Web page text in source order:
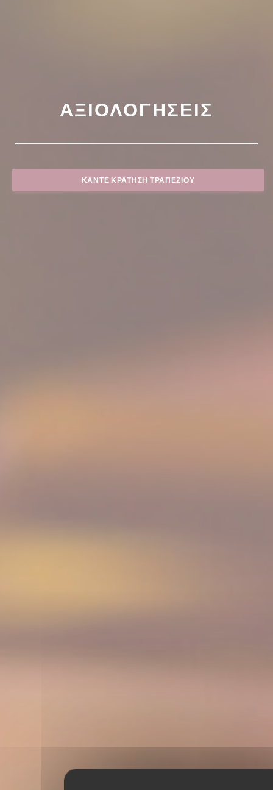
ΑΞΙΟΛΟΓΉΣΕΙΣ
ΚΆΝΤΕ ΚΡΆΤΗΣΗ ΤΡΑΠΕΖΙΟΎ